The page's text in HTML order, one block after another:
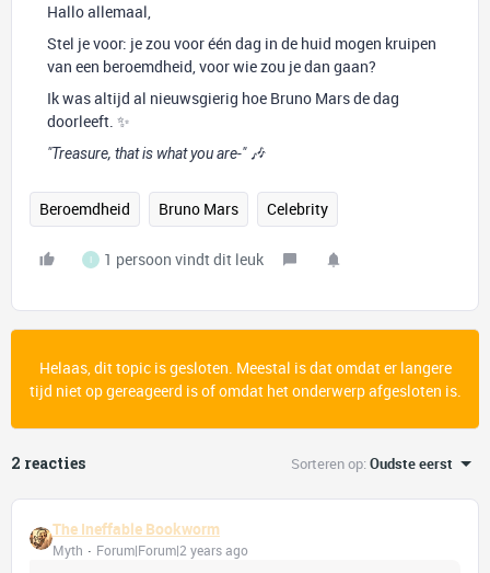
Hallo allemaal,
Stel je voor: je zou voor één dag in de huid mogen kruipen
van een beroemdheid, voor wie zou je dan gaan?
Ik was altijd al nieuwsgierig hoe Bruno Mars de dag
doorleeft. ✨
"Treasure, that is what you are-" 🎶
Beroemdheid Bruno Mars Celebrity
I 1 persoon vindt dit leuk
Helaas, dit topic is gesloten. Meestal is dat omdat er langere
tijd niet op gereageerd is of omdat het onderwerp afgesloten is.
2 reacties Sorteren op:Oudste eerst
The Ineffable Bookworm
Myth Forum|Forum|2 years ago